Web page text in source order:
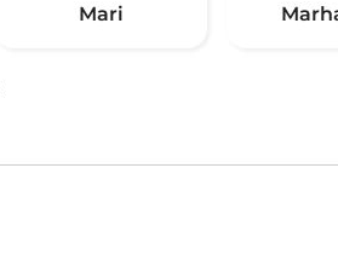
Mari